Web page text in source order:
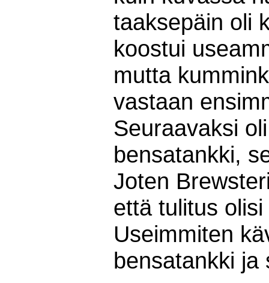
taaksepäin oli
koostui
mutta
vastaan
Seuraavaksi
bensatankki,
Joten
että tulitus
Useimmiten
bensatankki ja